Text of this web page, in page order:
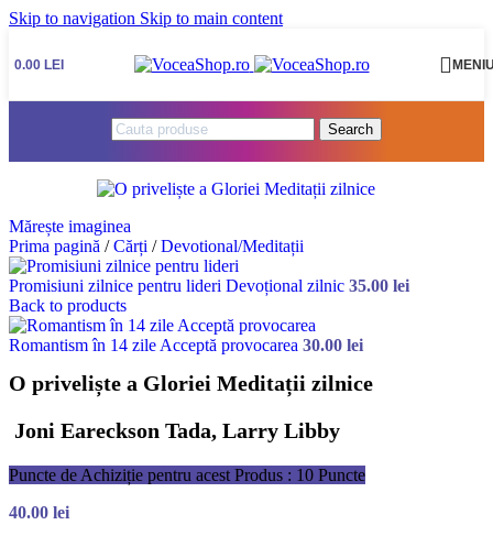
Skip to navigation Skip to main content
0.00 LEI
Search
Mărește imaginea
Prima pagină / Cărți / Devotional/Meditații
Promisiuni zilnice pentru lideri Devoțional zilnic 35.00 lei
Back to products
Romantism în 14 zile Acceptă provocarea 30.00 lei
O priveliște a Gloriei Meditații zilnice
Joni Eareckson Tada, Larry Libby
Puncte de Achiziție pentru acest Produs : 10 Puncte
40.00 lei